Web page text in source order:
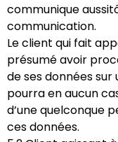
communique
communication.
Le client qui fait
présumé avoir
de ses données
pourra en aucun
d’une quelconque
ces données.